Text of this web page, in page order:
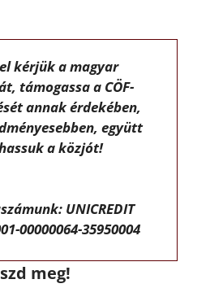
kérjük a magyar
támogassa a CÖF-
annak érdekében,
együtt
a közjót!
UNICREDIT
00000064-35950004
meg!